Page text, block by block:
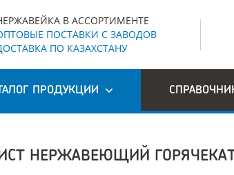
В АССОРТИМЕНТЕ
ПОСТАВКИ С ЗАВОДОВ
ПО КАЗАХСТАНУ
ПРОДУКЦИИ
НЕРЖАВЕЮЩИЙ